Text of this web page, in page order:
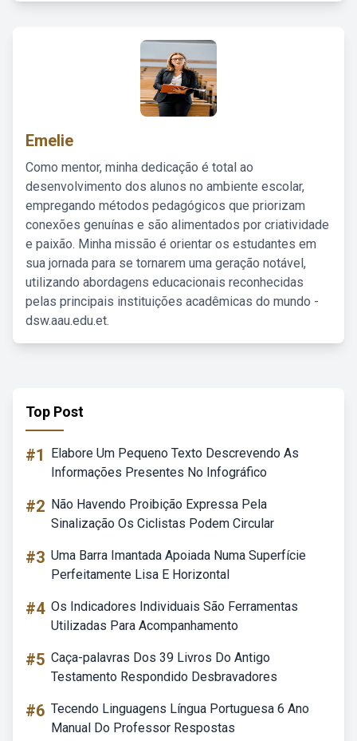
Emelie
Como mentor, minha dedicação é total ao
desenvolvimento dos alunos no ambiente escolar,
empregando métodos pedagógicos que priorizam
conexões genuínas e são alimentados por criatividade
e paixão. Minha missão é orientar os estudantes em
sua jornada para se tornarem uma geração notável,
utilizando abordagens educacionais reconhecidas
pelas principais instituições acadêmicas do mundo -
dsw.aau.edu.et.
Top Post
#1
Elabore Um Pequeno Texto Descrevendo As
Informações Presentes No Infográfico
#2 Não Havendo Proibição Expressa Pela
Sinalização Os Ciclistas Podem Circular
#3 Uma Barra Imantada Apoiada Numa Superfície
Perfeitamente Lisa E Horizontal
#4 Os Indicadores Individuais São Ferramentas
Utilizadas Para Acompanhamento
#5 Caça-palavras Dos 39 Livros Do Antigo
Testamento Respondido Desbravadores
#6 Tecendo Linguagens Língua Portuguesa 6 Ano
Manual Do Professor Respostas